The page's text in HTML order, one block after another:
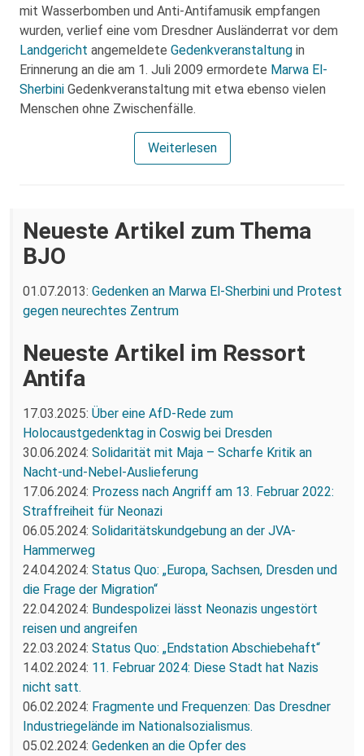
mit Wasserbomben und Anti-Antifamusik empfangen
wurden, verlief eine vom Dresdner Ausländerrat vor dem
Landgericht angemeldete Gedenkveranstaltung in
Erinnerung an die am 1. Juli 2009 ermordete Marwa El-
Sherbini Gedenkveranstaltung mit etwa ebenso vielen
Menschen ohne Zwischenfälle.
Weiterlesen
Neueste Artikel zum Thema
BJO
01.07.2013: Gedenken an Marwa El-Sherbini und Protest
gegen neurechtes Zentrum
Neueste Artikel im Ressort
Antifa
17.03.2025: Über eine AfD-Rede zum
Holocaustgedenktag in Coswig bei Dresden
30.06.2024: Solidarität mit Maja – Scharfe Kritik an
Nacht-und-Nebel-Auslieferung
17.06.2024: Prozess nach Angriff am 13. Februar 2022:
Straffreiheit für Neonazi
06.05.2024: Solidaritätskundgebung an der JVA-
Hammerweg
24.04.2024: Status Quo: „Europa, Sachsen, Dresden und
die Frage der Migration“
22.04.2024: Bundespolizei lässt Neonazis ungestört
reisen und angreifen
22.03.2024: Status Quo: „Endstation Abschiebehaft“
14.02.2024: 11. Februar 2024: Diese Stadt hat Nazis
nicht satt.
06.02.2024: Fragmente und Frequenzen: Das Dresdner
Industriegelände im Nationalsozialismus.
05.02.2024: Gedenken an die Opfer des